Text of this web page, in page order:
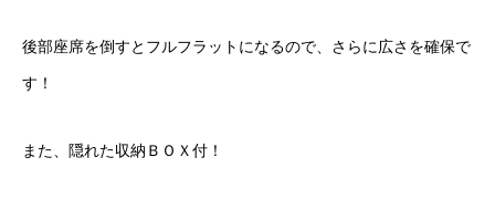
後部座席を倒すとフルフラットになるので、さらに広さを確保で
す！
また、隠れた収納ＢＯＸ付！